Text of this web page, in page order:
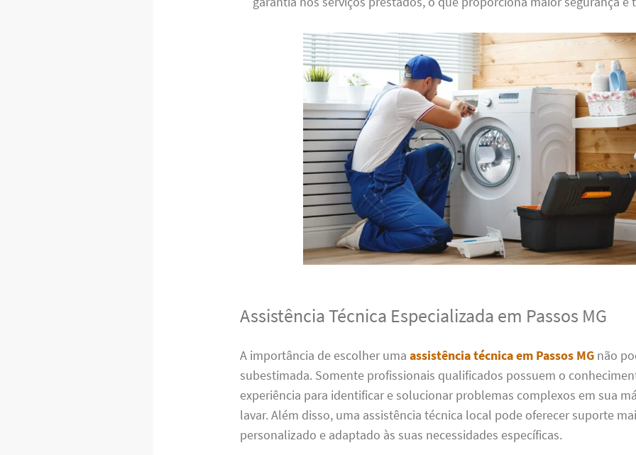
Assistência Técnica Especializada em Passos MG
A importância de escolher umaassistência técnica em Passos MG não
subestimada. Somente profissionais qualificados possuem o
experiência para identificar e solucionar problemas complexos em sua
lavar. Além disso, uma assistência técnica local pode oferecer suporte
personalizado e adaptado às suas necessidades específicas.